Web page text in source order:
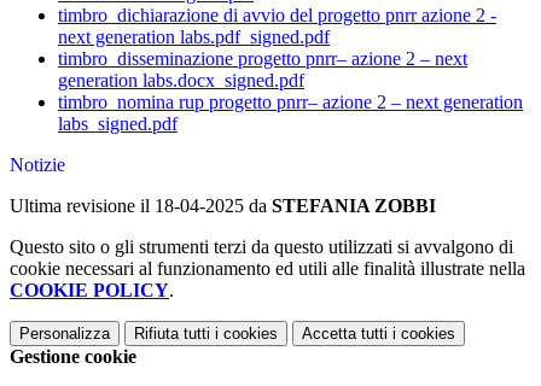
timbro_dichiarazione di avvio del progetto pnrr azione 2 -
next generation labs.pdf_signed.pdf
timbro_disseminazione progetto pnrr– azione 2 – next
generation labs.docx_signed.pdf
timbro_nomina rup progetto pnrr– azione 2 – next generation
labs_signed.pdf
Notizie
Ultima revisione il 18-04-2025 da STEFANIA ZOBBI
Questo sito o gli strumenti terzi da questo utilizzati si avvalgono di
cookie necessari al funzionamento ed utili alle finalità illustrate nella
COOKIE POLICY.
Personalizza Rifiuta tutti i cookies Accetta tutti i cookies
Gestione cookie